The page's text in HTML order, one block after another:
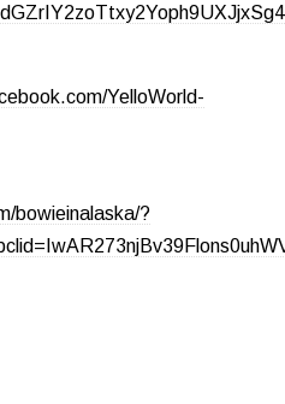
YelloWorld-
bowieinalaska/?